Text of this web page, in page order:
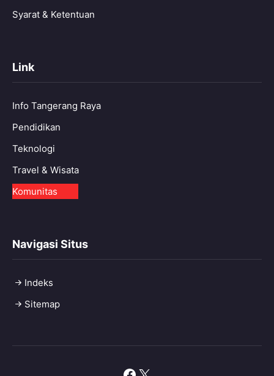
Syarat & Ketentuan
Link
Info Tangerang Raya
Pendidikan
Teknologi
Travel & Wisata
Komunitas
Navigasi Situs
Indeks
Sitemap